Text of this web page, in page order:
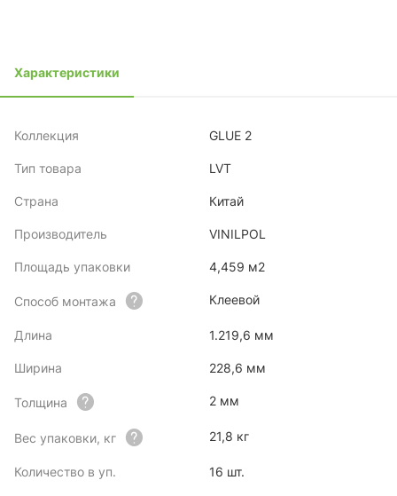
Характеристики
Коллекция GLUE 2
Тип товара LVT
Страна Китай
Производитель VINILPOL
Площадь упаковки 4,459 м2
Способ монтажа Клеевой
Длина 1.219,6 мм
Ширина 228,6 мм
Толщина 2 мм
Вес упаковки, кг 21,8 кг
Количество в уп. 16 шт.